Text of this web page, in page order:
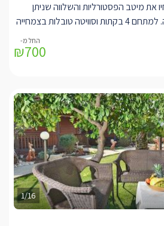
את מיטב הפסטורליות והשלווה שניתן
לזכות לה במהלך החופשה. למתחם 4 בקתות וסוויטה טובלות בצמחייה
ירוקה ומתאימות לאירוח זוגות או משפחות עד 2 ילדים. פנים הבקתות
ותאורה רומנטית. המיטה הזוגית הגדולה
מרובע גדול עטוף אבן. לרשותכם מרפסת
מוצלות וצמחייה עשירה במיוחד.
ולשלל האטרקציות בסביבה.
₪700
1/16